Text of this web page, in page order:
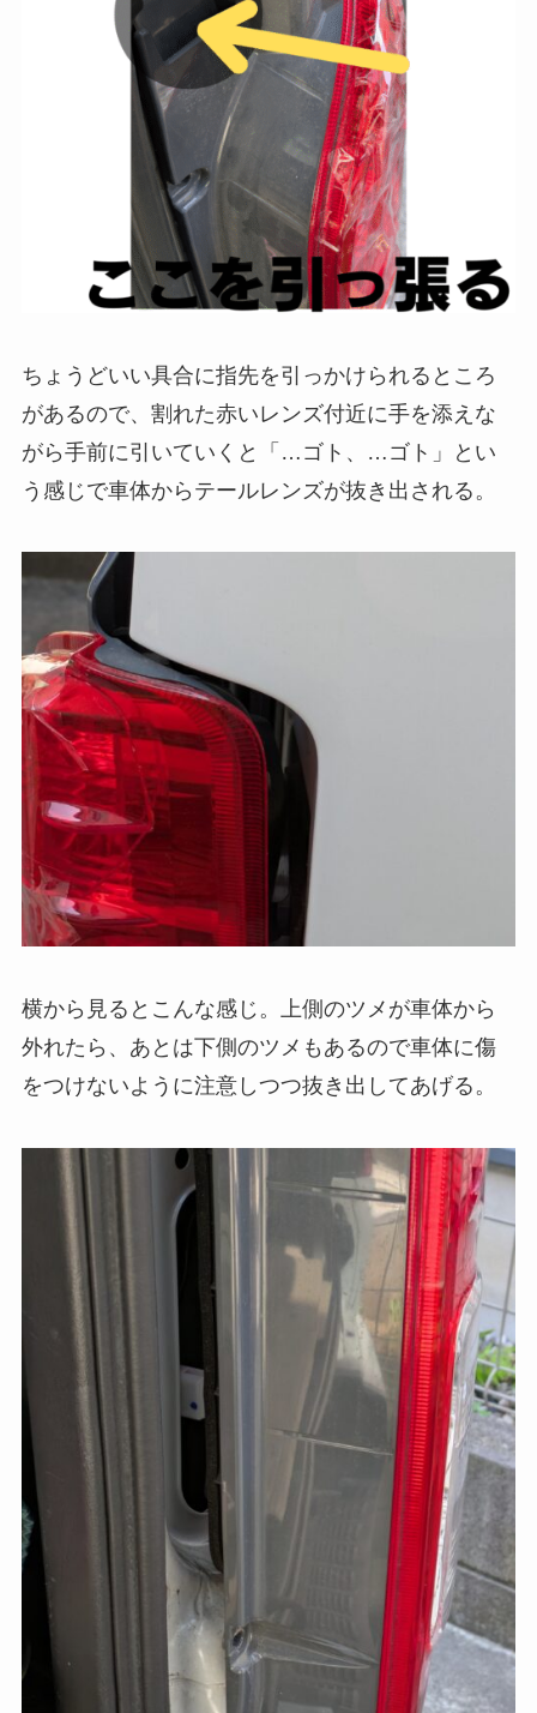
ちょうどいい具合に指先を引っかけられるところ
があるので、割れた赤いレンズ付近に手を添えな
がら手前に引いていくと「…ゴト、…ゴト」とい
う感じで車体からテールレンズが抜き出される。
横から見るとこんな感じ。上側のツメが車体から
外れたら、あとは下側のツメもあるので車体に傷
をつけないように注意しつつ抜き出してあげる。